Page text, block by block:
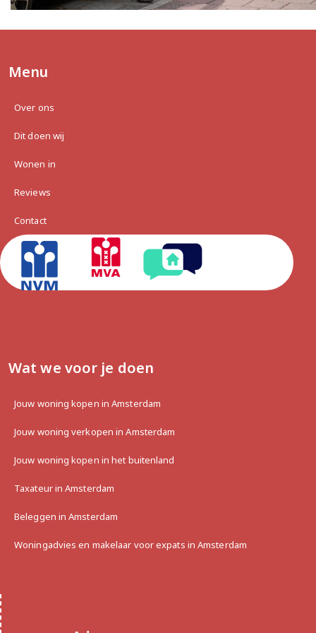
Menu
Over ons
Dit doen wij
Wonen in
Reviews
Contact
Wat we voor je doen
Jouw woning kopen in Amsterdam
Jouw woning verkopen in Amsterdam
Jouw woning kopen in het buitenland
Taxateur in Amsterdam
Beleggen in Amsterdam
Woningadvies en makelaar voor expats in Amsterdam